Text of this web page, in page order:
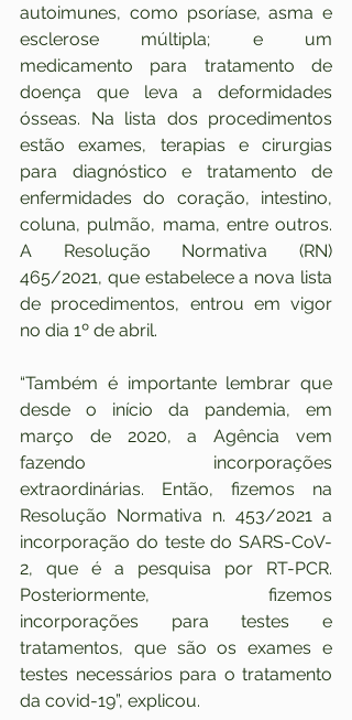
autoimunes, como psoríase, asma e
esclerose múltipla; e um
medicamento para tratamento de
doença que leva a deformidades
ósseas. Na lista dos procedimentos
estão exames, terapias e cirurgias
para diagnóstico e tratamento de
enfermidades do coração, intestino,
coluna, pulmão, mama, entre outros.
A Resolução Normativa (RN)
465/2021, que estabelece a nova lista
de procedimentos, entrou em vigor
no dia 1º de abril.
“Também é importante lembrar que
desde o início da pandemia, em
março de 2020, a Agência vem
fazendo incorporações
extraordinárias. Então, fizemos na
Resolução Normativa n. 453/2021 a
incorporação do teste do SARS-CoV-
2, que é a pesquisa por RT-PCR.
Posteriormente, fizemos
incorporações para testes e
tratamentos, que são os exames e
testes necessários para o tratamento
da covid-19”, explicou.